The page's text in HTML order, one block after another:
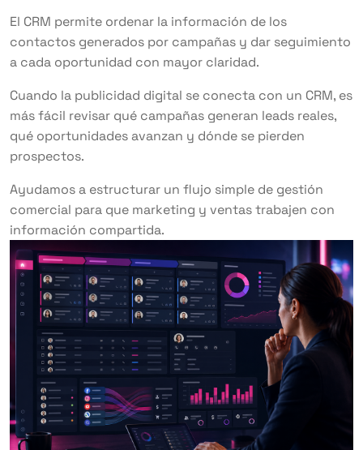
El CRM permite ordenar la información de los
contactos generados por campañas y dar seguimiento
a cada oportunidad con mayor claridad.
Cuando la publicidad digital se conecta con un CRM, es
más fácil revisar qué campañas generan leads reales,
qué oportunidades avanzan y dónde se pierden
prospectos.
Ayudamos a estructurar un flujo simple de gestión
comercial para que marketing y ventas trabajen con
información compartida.